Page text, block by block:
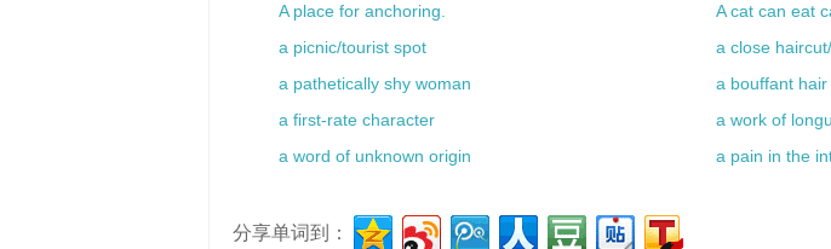
A place for anchoring.
A cat can eat
a picnic/tourist spot
a close
a pathetically shy woman
a bouffant hair
a first-rate character
a work of
a word of unknown origin
a pain in the
分享单词到：